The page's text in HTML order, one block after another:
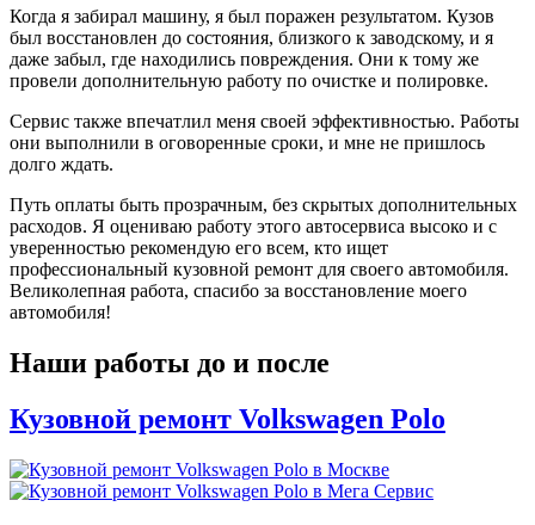
Когда я забирал машину, я был поражен результатом. Кузов
был восстановлен до состояния, близкого к заводскому, и я
даже забыл, где находились повреждения. Они к тому же
провели дополнительную работу по очистке и полировке.
Сервис также впечатлил меня своей эффективностью. Работы
они выполнили в оговоренные сроки, и мне не пришлось
долго ждать.
Путь оплаты быть прозрачным, без скрытых дополнительных
расходов. Я оцениваю работу этого автосервиса высоко и с
уверенностью рекомендую его всем, кто ищет
профессиональный кузовной ремонт для своего автомобиля.
Великолепная работа, спасибо за восстановление моего
автомобиля!
Наши работы до и после
Кузовной ремонт Volkswagen Polo